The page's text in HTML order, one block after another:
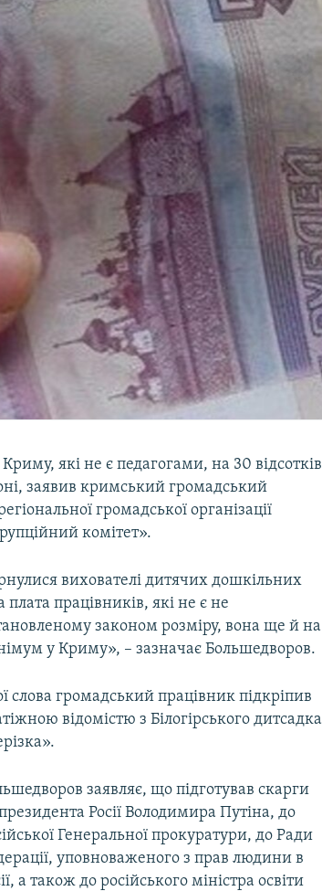
які не є педагогами, на 30 відсотків
заявив кримський громадський
громадської організації
комітет».
вихователі дитячих дошкільних
плата працівників, які не є не
законом розміру, вона ще й на
у Криму», – зазначає Большедворов.
слова громадський працівник підкріпив
відомістю з Білогірського дитсадка
заявляє, що підготував скарги
Росії Володимира Путіна, до
Генеральної прокуратури, до Ради
уповноваженого з прав людини в
а також до російського міністра освіти